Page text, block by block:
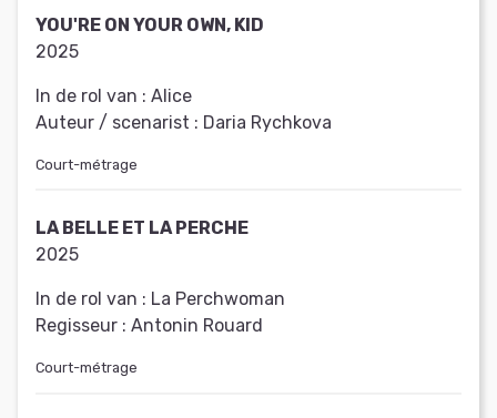
YOU'RE ON YOUR OWN, KID
2025
In de rol van : Alice
Auteur / scenarist : Daria Rychkova
Court-métrage
LA BELLE ET LA PERCHE
2025
In de rol van : La Perchwoman
Regisseur : Antonin Rouard
Court-métrage